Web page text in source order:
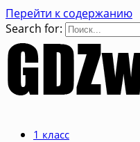
Перейти к содержанию
Search for:
1 класс